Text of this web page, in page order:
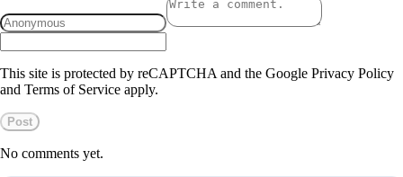
This site is protected by reCAPTCHA and the Google Privacy Policy
and Terms of Service apply.
Post
No comments yet.